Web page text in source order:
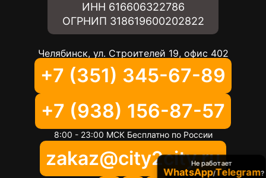
ИНН 616606322786
ОГРНИП 318619600202822
Челябинск, ул. Строителей 19, офис 402
+7 (351) 345-67-89
+7 (938) 156-87-57
8:00 - 23:00 МСК Бесплатно по России
zakaz@city2city.ru
Не работает
WhatsApp/Telegram?